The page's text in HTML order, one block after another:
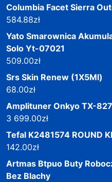
Columbia Facet Sierra
584.88zł
Yato Smarownica
Solo Yt-07021
509.00zł
Srs Skin Renew (1X5Ml)
68.00zł
Amplituner Onkyo TX-
3 699.00zł
Tefal K2481574 ROUND
142.00zł
Artmas Btpuo Buty
Bez Blachy